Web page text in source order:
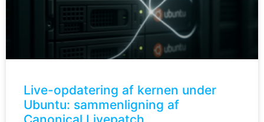
Live-opdatering af kernen under
Ubuntu: sammenligning af
Canonical Livepatch